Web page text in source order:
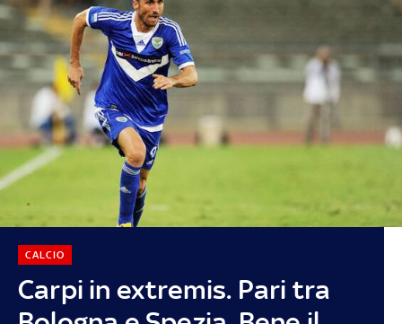
Carpi in extremis. Pari tra
CALCIO